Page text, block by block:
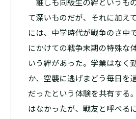
誰しも同級生の絆というも
て深いものだが、それに加え
には、中学時代が戦争のさ中
にかけての戦争末期の特殊な
いう絆があった。学業はなく
か、空襲に逃げまどう毎日を
だったという体験を共有する
はなかったが、戦友と呼べる